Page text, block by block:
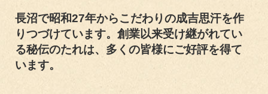
長沼で昭和27年からこだわりの成吉思汗を作
りつづけています。創業以来受け継がれてい
る秘伝のたれは、多くの皆様にご好評を得て
います。